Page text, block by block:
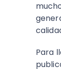
Para